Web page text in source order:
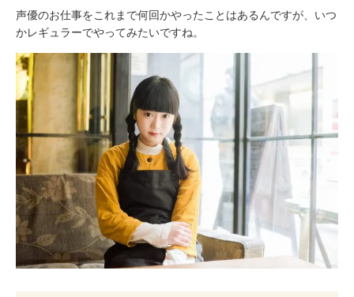
声優のお仕事をこれまで何回かやったことはあるんですが、いつ
かレギュラーでやってみたいですね。